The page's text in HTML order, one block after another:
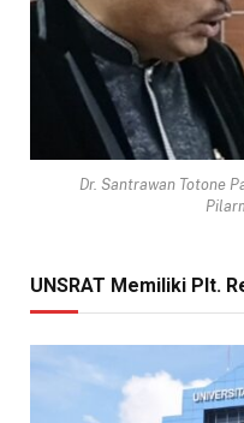
Dr. Santrawan Totone
UNSRAT Memiliki Plt.